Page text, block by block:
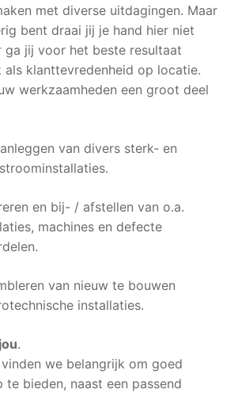
met diverse uitdagingen. Maar
bent draai jij je hand hier niet
ga jij voor het beste resultaat
als klanttevredenheid op locatie.
werkzaamheden een groot deel
van divers sterk- en
en bij- / afstellen van o.a.
machines en defecte
van nieuw te bouwen
installaties.
.
we belangrijk om goed
te bieden, naast een passend